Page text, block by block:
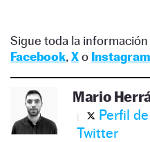
Sigue toda la información
Facebook, Xo Instagram
Mario
Perfil
Twitter